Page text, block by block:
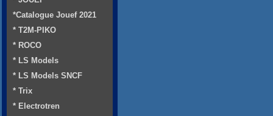
*Catalogue Jouef 2021
* T2M-PIKO
* ROCO
* LS Models
* LS Models SNCF
* Trix
* Electrotren